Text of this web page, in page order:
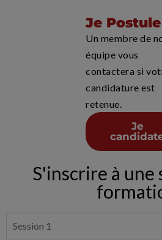
Je
Un membre de
équipe vous
contactera si
candidature est
retenue.
Je
S'inscrire à une
Session 1